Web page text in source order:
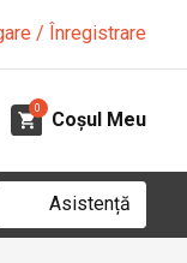
/ Înregistrare
0
Coșul Meu
Asistență